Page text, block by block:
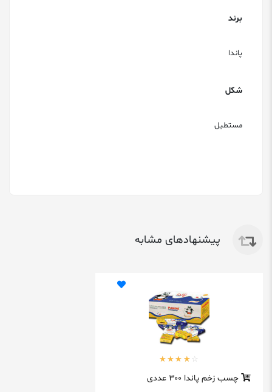
برند
پاندا
شکل
مستطیل
پیشنهادهای مشابه
چسب زخم پاندا ۳۰۰ عددی